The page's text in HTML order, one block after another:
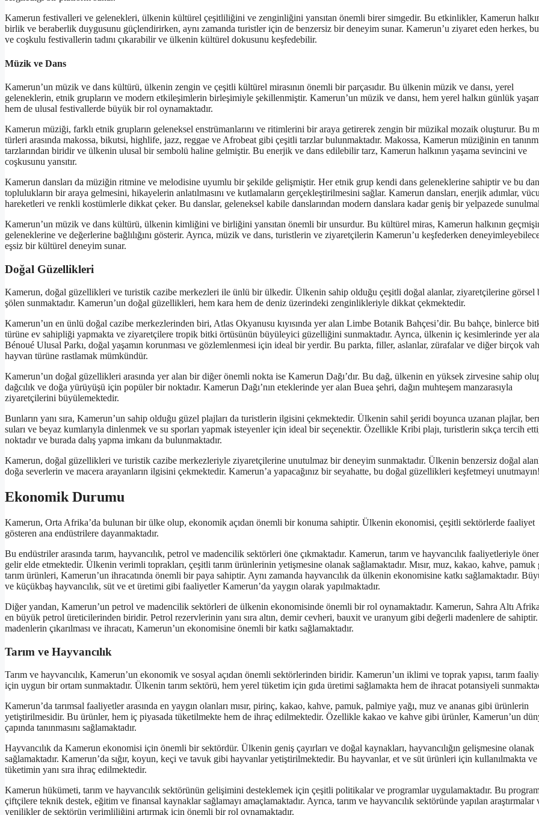
Kamerun festivalleri ve gelenekleri, ülkenin kültürel çeşitliliğini ve zenginliğini yansıtan önemli birer simgedir. Bu etkinlikler, Kamerun
birlik ve beraberlik duygusunu güçlendirirken, aynı zamanda turistler için de benzersiz bir deneyim sunar. Kamerun’u ziyaret eden herkes,
ve coşkulu festivallerin tadını çıkarabilir ve ülkenin kültürel dokusunu keşfedebilir.
Müzik ve Dans
Kamerun’un müzik ve dans kültürü, ülkenin zengin ve çeşitli kültürel mirasının önemli bir parçasıdır. Bu ülkenin müzik ve dansı, yerel
geleneklerin, etnik grupların ve modern etkileşimlerin birleşimiyle şekillenmiştir. Kamerun’un müzik ve dansı, hem yerel halkın günlük
hem de ulusal festivallerde büyük bir rol oynamaktadır.
Kamerun müziği, farklı etnik grupların geleneksel enstrümanlarını ve ritimlerini bir araya getirerek zengin bir müzikal mozaik oluşturur. Bu
türleri arasında makossa, bikutsi, highlife, jazz, reggae ve Afrobeat gibi çeşitli tarzlar bulunmaktadır. Makossa, Kamerun müziğinin en
tarzlarından biridir ve ülkenin ulusal bir sembolü haline gelmiştir. Bu enerjik ve dans edilebilir tarz, Kamerun halkının yaşama sevincini ve
coşkusunu yansıtır.
Kamerun dansları da müziğin ritmine ve melodisine uyumlu bir şekilde gelişmiştir. Her etnik grup kendi dans geleneklerine sahiptir ve bu
toplulukların bir araya gelmesini, hikayelerin anlatılmasını ve kutlamaların gerçekleştirilmesini sağlar. Kamerun dansları, enerjik adımlar,
hareketleri ve renkli kostümlerle dikkat çeker. Bu danslar, geleneksel kabile danslarından modern danslara kadar geniş bir yelpazede
Kamerun’un müzik ve dans kültürü, ülkenin kimliğini ve birliğini yansıtan önemli bir unsurdur. Bu kültürel miras, Kamerun halkının
geleneklerine ve değerlerine bağlılığını gösterir. Ayrıca, müzik ve dans, turistlerin ve ziyaretçilerin Kamerun’u keşfederken
eşsiz bir kültürel deneyim sunar.
Doğal Güzellikleri
Kamerun, doğal güzellikleri ve turistik cazibe merkezleri ile ünlü bir ülkedir. Ülkenin sahip olduğu çeşitli doğal alanlar, ziyaretçilerine görsel
şölen sunmaktadır. Kamerun’un doğal güzellikleri, hem kara hem de deniz üzerindeki zenginlikleriyle dikkat çekmektedir.
Kamerun’un en ünlü doğal cazibe merkezlerinden biri, Atlas Okyanusu kıyısında yer alan Limbe Botanik Bahçesi’dir. Bu bahçe, binlerce
türüne ev sahipliği yapmakta ve ziyaretçilere tropik bitki örtüsünün büyüleyici güzelliğini sunmaktadır. Ayrıca, ülkenin iç kesimlerinde yer
Bénoué Ulusal Parkı, doğal yaşamın korunması ve gözlemlenmesi için ideal bir yerdir. Bu parkta, filler, aslanlar, zürafalar ve diğer birçok
hayvan türüne rastlamak mümkündür.
Kamerun’un doğal güzellikleri arasında yer alan bir diğer önemli nokta ise Kamerun Dağı’dır. Bu dağ, ülkenin en yüksek zirvesine sahip
dağcılık ve doğa yürüyüşü için popüler bir noktadır. Kamerun Dağı’nın eteklerinde yer alan Buea şehri, dağın muhteşem manzarasıyla
ziyaretçilerini büyülemektedir.
Bunların yanı sıra, Kamerun’un sahip olduğu güzel plajları da turistlerin ilgisini çekmektedir. Ülkenin sahil şeridi boyunca uzanan plajlar,
suları ve beyaz kumlarıyla dinlenmek ve su sporları yapmak isteyenler için ideal bir seçenektir. Özellikle Kribi plajı, turistlerin sıkça tercih
noktadır ve burada dalış yapma imkanı da bulunmaktadır.
Kamerun, doğal güzellikleri ve turistik cazibe merkezleriyle ziyaretçilerine unutulmaz bir deneyim sunmaktadır. Ülkenin benzersiz doğal
doğa severlerin ve macera arayanların ilgisini çekmektedir. Kamerun’a yapacağınız bir seyahatte, bu doğal güzellikleri keşfetmeyi unutmayın!
Ekonomik Durumu
Kamerun, Orta Afrika’da bulunan bir ülke olup, ekonomik açıdan önemli bir konuma sahiptir. Ülkenin ekonomisi, çeşitli sektörlerde faaliyet
gösteren ana endüstrilere dayanmaktadır.
Bu endüstriler arasında tarım, hayvancılık, petrol ve madencilik sektörleri öne çıkmaktadır. Kamerun, tarım ve hayvancılık faaliyetleriyle
gelir elde etmektedir. Ülkenin verimli toprakları, çeşitli tarım ürünlerinin yetişmesine olanak sağlamaktadır. Mısır, muz, kakao, kahve, pamuk
tarım ürünleri, Kamerun’un ihracatında önemli bir paya sahiptir. Aynı zamanda hayvancılık da ülkenin ekonomisine katkı sağlamaktadır.
ve küçükbaş hayvancılık, süt ve et üretimi gibi faaliyetler Kamerun’da yaygın olarak yapılmaktadır.
Diğer yandan, Kamerun’un petrol ve madencilik sektörleri de ülkenin ekonomisinde önemli bir rol oynamaktadır. Kamerun, Sahra Altı
en büyük petrol üreticilerinden biridir. Petrol rezervlerinin yanı sıra altın, demir cevheri, bauxit ve uranyum gibi değerli madenlere de
madenlerin çıkarılması ve ihracatı, Kamerun’un ekonomisine önemli bir katkı sağlamaktadır.
Tarım ve Hayvancılık
Tarım ve hayvancılık, Kamerun’un ekonomik ve sosyal açıdan önemli sektörlerinden biridir. Kamerun’un iklimi ve toprak yapısı, tarım
için uygun bir ortam sunmaktadır. Ülkenin tarım sektörü, hem yerel tüketim için gıda üretimi sağlamakta hem de ihracat potansiyeli
Kamerun’da tarımsal faaliyetler arasında en yaygın olanları mısır, pirinç, kakao, kahve, pamuk, palmiye yağı, muz ve ananas gibi ürünlerin
yetiştirilmesidir. Bu ürünler, hem iç piyasada tüketilmekte hem de ihraç edilmektedir. Özellikle kakao ve kahve gibi ürünler, Kamerun’un
çapında tanınmasını sağlamaktadır.
Hayvancılık da Kamerun ekonomisi için önemli bir sektördür. Ülkenin geniş çayırları ve doğal kaynakları, hayvancılığın gelişmesine olanak
sağlamaktadır. Kamerun’da sığır, koyun, keçi ve tavuk gibi hayvanlar yetiştirilmektedir. Bu hayvanlar, et ve süt ürünleri için kullanılmakta
tüketimin yanı sıra ihraç edilmektedir.
Kamerun hükümeti, tarım ve hayvancılık sektörünün gelişimini desteklemek için çeşitli politikalar ve programlar uygulamaktadır. Bu
çiftçilere teknik destek, eğitim ve finansal kaynaklar sağlamayı amaçlamaktadır. Ayrıca, tarım ve hayvancılık sektöründe yapılan araştırmalar
yenilikler de sektörün verimliliğini artırmak için önemli bir rol oynamaktadır.